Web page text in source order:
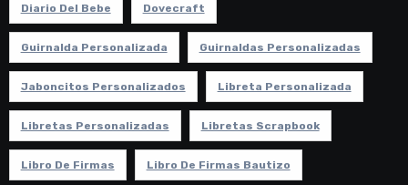
Diario Del Bebe Dovecraft
Guirnalda Personalizada Guirnaldas Personalizadas
Jaboncitos Personalizados Libreta Personalizada
Libretas Personalizadas Libretas Scrapbook
Libro De Firmas Libro De Firmas Bautizo